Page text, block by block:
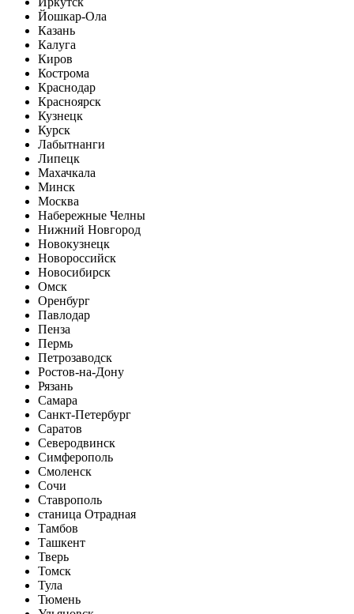
Йошкар-Ола
Казань
Калуга
Киров
Кострома
Краснодар
Красноярск
Кузнецк
Курск
Лабытнанги
Липецк
Махачкала
Минск
Москва
Набережные Челны
Нижний Новгород
Новокузнецк
Новороссийск
Новосибирск
Омск
Оренбург
Павлодар
Пенза
Пермь
Петрозаводск
Ростов-на-Дону
Рязань
Самара
Санкт-Петербург
Саратов
Северодвинск
Симферополь
Смоленск
Сочи
Ставрополь
станица Отрадная
Тамбов
Ташкент
Тверь
Томск
Тула
Тюмень